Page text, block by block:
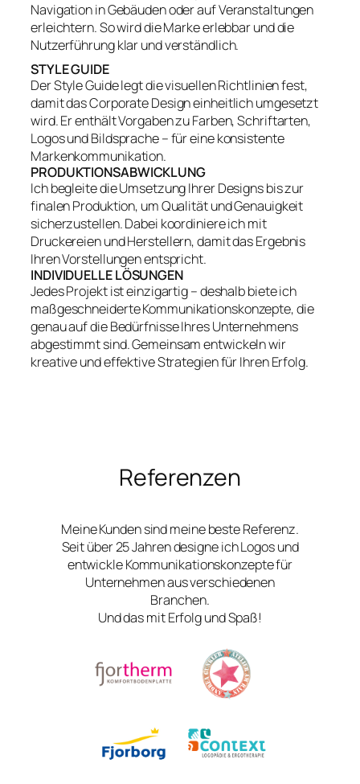
Navigation in Gebäuden oder auf Veranstaltungen
erleichtern. So wird die Marke erlebbar und die
Nutzerführung klar und verständlich.
STYLE GUIDE
Der Style Guide legt die visuellen Richtlinien fest,
damit das Corporate Design einheitlich umgesetzt
wird. Er enthält Vorgaben zu Farben, Schriftarten,
Logos und Bildsprache – für eine konsistente
Markenkommunikation.
PRODUKTIONSABWICKLUNG
Ich begleite die Umsetzung Ihrer Designs bis zur
finalen Produktion, um Qualität und Genauigkeit
sicherzustellen. Dabei koordiniere ich mit
Druckereien und Herstellern, damit das Ergebnis
Ihren Vorstellungen entspricht.
INDIVIDUELLE LÖSUNGEN
Jedes Projekt ist einzigartig – deshalb biete ich
maßgeschneiderte Kommunikationskonzepte, die
genau auf die Bedürfnisse Ihres Unternehmens
abgestimmt sind. Gemeinsam entwickeln wir
kreative und effektive Strategien für Ihren Erfolg.
Referenzen
Meine Kunden sind meine beste Referenz.
Seit über 25 Jahren designe ich Logos und
entwickle Kommunikationskonzepte für
Unternehmen aus verschiedenen
Branchen.
Und das mit Erfolg und Spaß!